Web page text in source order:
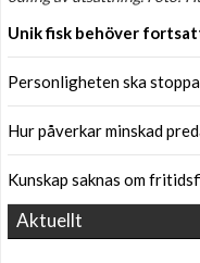
Unik fisk behöver
Personligheten ska
Hur påverkar minskad
Kunskap saknas om
Aktuellt